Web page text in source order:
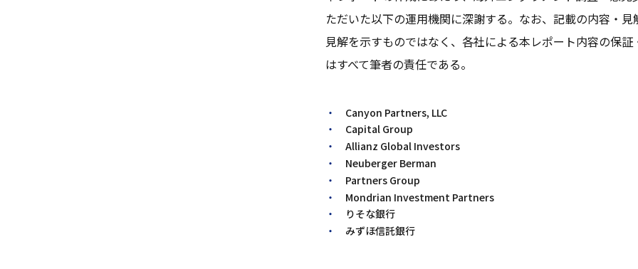
ただいた以下の運用機関に深謝する。なお、記載の内容・
見解を示すものではなく、各社による本レポート内容の保
はすべて筆者の責任である。
Canyon Partners, LLC
Capital Group
Allianz Global Investors
Neuberger Berman
Partners Group
Mondrian Investment Partners
りそな銀行
みずほ信託銀行